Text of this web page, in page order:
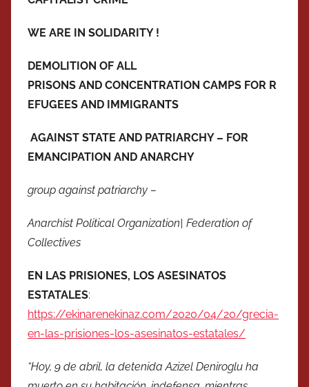
WE ARE IN SOLIDARITY!
DEMOLITION OF ALL
PRISONS AND CONCENTRATION CAMPS FOR R
EFUGEES AND IMMIGRANTS
AGAINST STATE AND PATRIARCHY – FOR
EMANCIPATION AND ANARCHY
group against patriarchy –
Anarchist Political Organization| Federation of
Collectives
EN LAS PRISIONES, LOS ASESINATOS
ESTATALES:
https://ekinarenekinaz.com/2020/04/20/grecia-
en-las-prisiones-los-asesinatos-estatales/
“Hoy, 9 de abril, la detenida Azizel Deniroglu ha